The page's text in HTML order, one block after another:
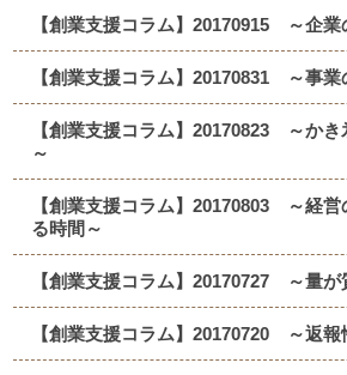
【創業支援コラム】20170915 ～企業
【創業支援コラム】20170831 ～事業
【創業支援コラム】20170823 ～か
～
【創業支援コラム】20170803 ～経営
る時間～
【創業支援コラム】20170727 ～量が
【創業支援コラム】20170720 ～返報